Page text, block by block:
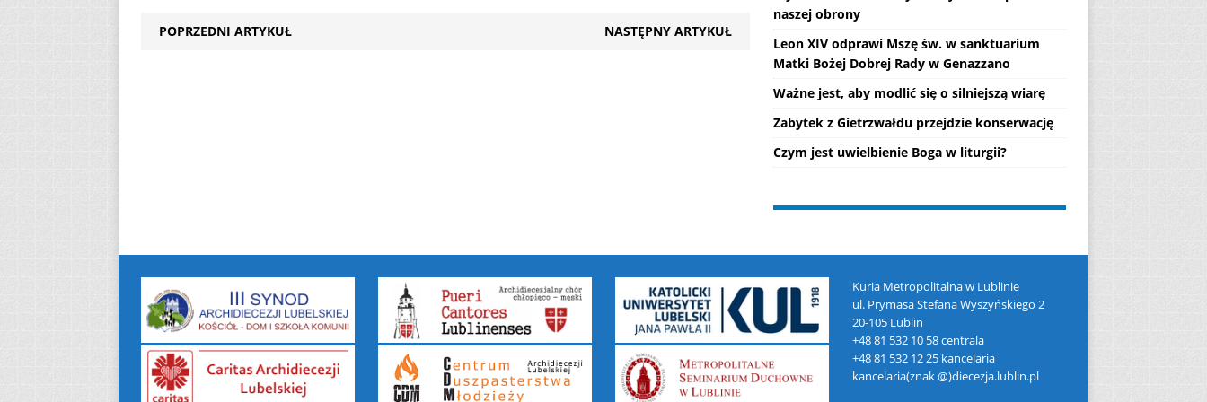
POPRZEDNI ARTYKUŁ NASTĘPNY ARTYKUŁ
naszej obrony
Leon XIV odprawi Mszę św. w sanktuarium
Matki Bożej Dobrej Rady w Genazzano
Ważne jest, aby modlić się o silniejszą wiarę
Zabytek z Gietrzwałdu przejdzie konserwację
Czym jest uwielbienie Boga w liturgii?
Kuria Metropolitalna w Lublinie
ul. Prymasa Stefana Wyszyńskiego 2
20-105 Lublin
+48 81 532 10 58 centrala
+48 81 532 12 25 kancelaria
kancelaria(znak @)diecezja.lublin.pl